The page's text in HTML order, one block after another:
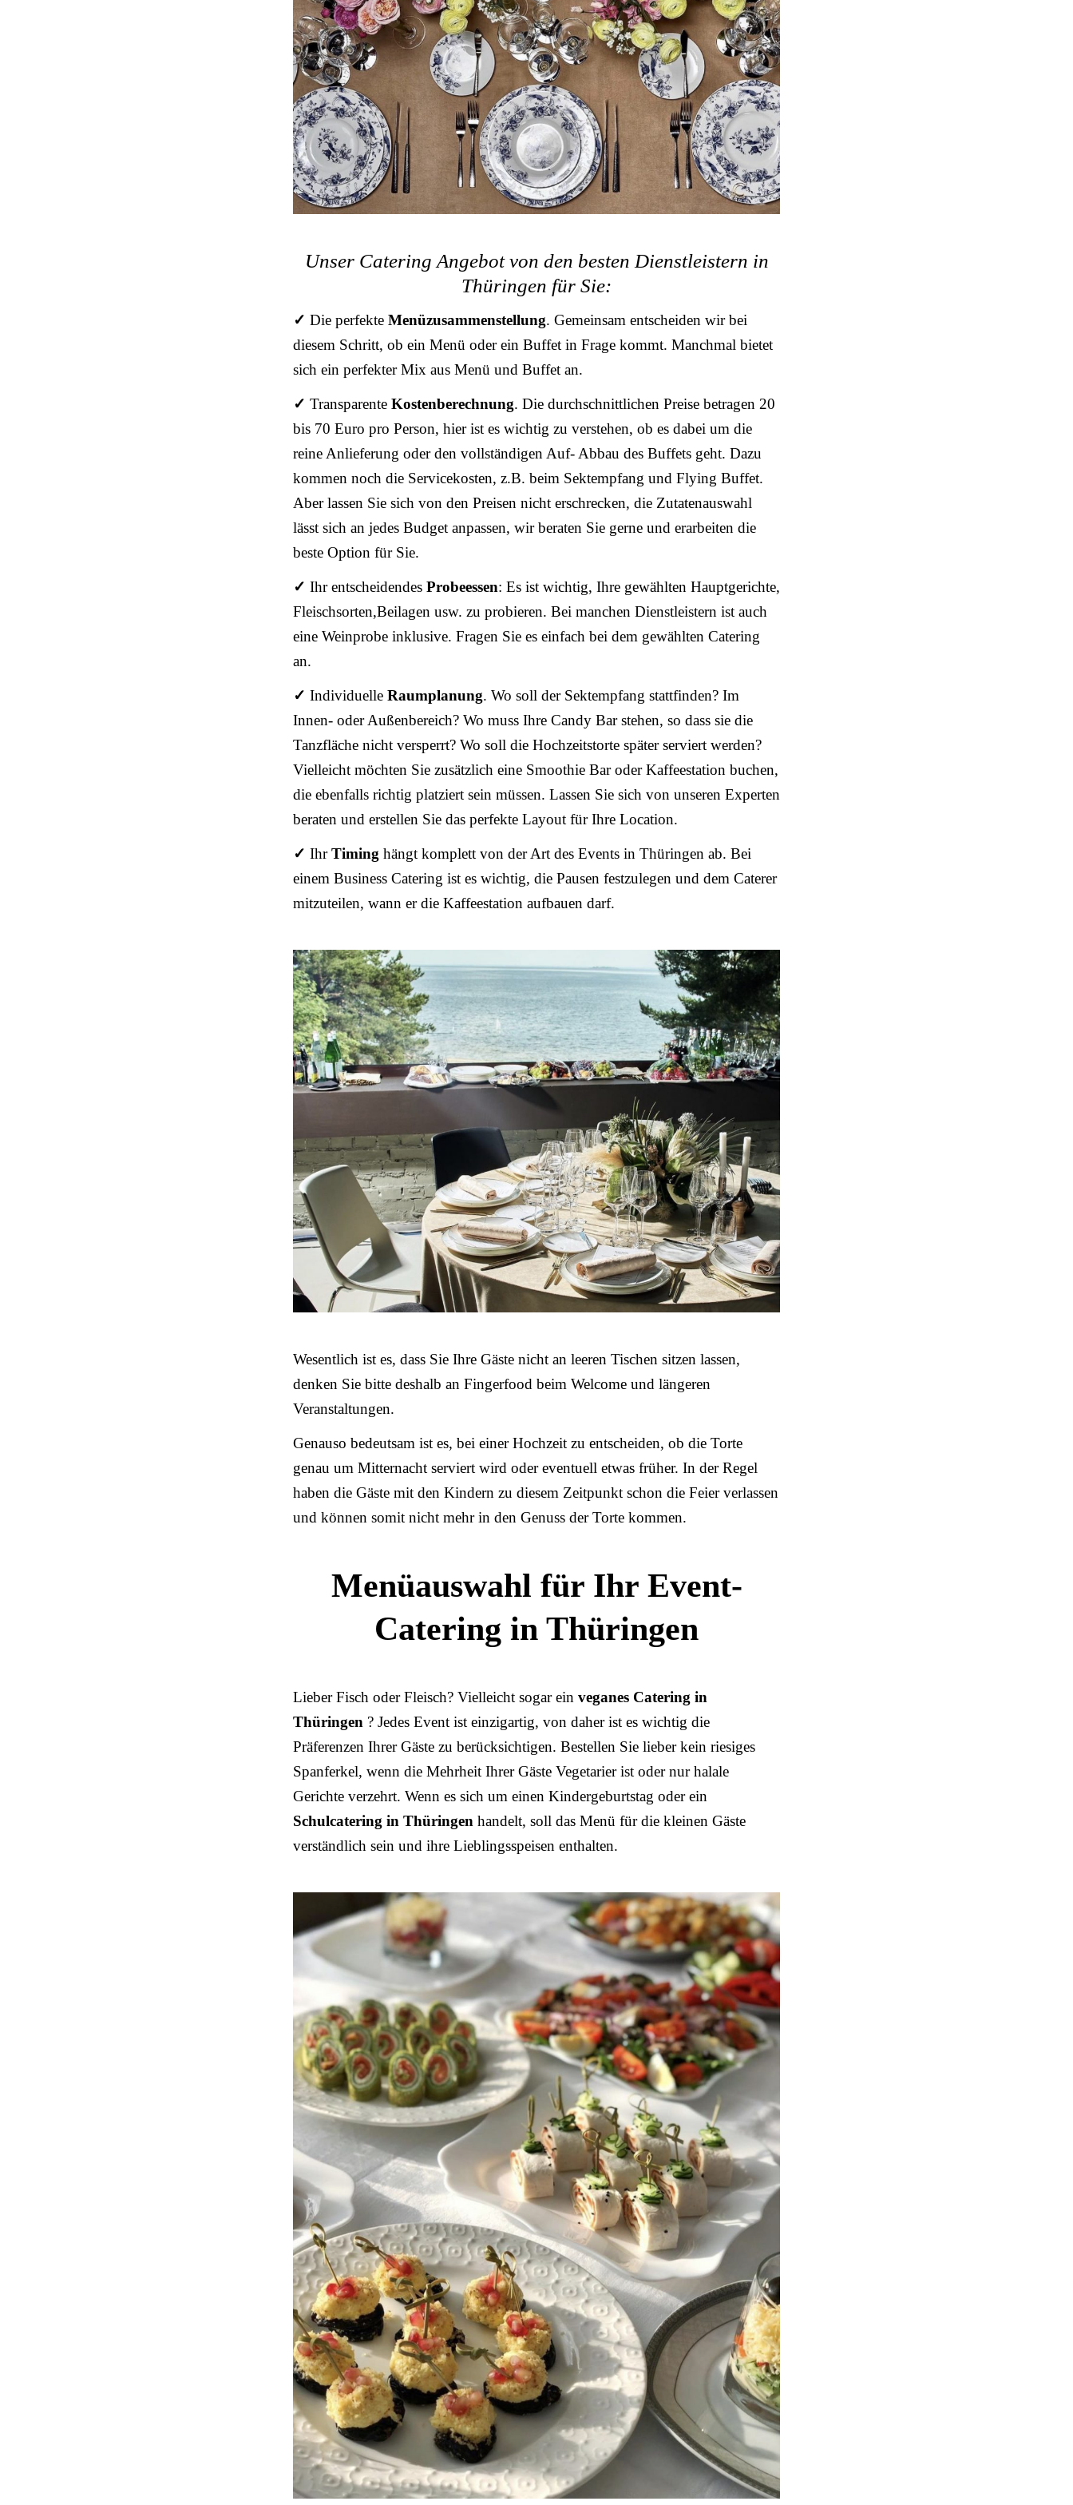
Unser Catering Angebot von den besten Dienstleistern in
Thüringen für Sie:
✓ Die perfekte Menüzusammenstellung. Gemeinsam entscheiden wir bei
diesem Schritt, ob ein Menü oder ein Buffet in Frage kommt. Manchmal bietet
sich ein perfekter Mix aus Menü und Buffet an.
✓ Transparente Kostenberechnung. Die durchschnittlichen Preise betragen 20
bis 70 Euro pro Person, hier ist es wichtig zu verstehen, ob es dabei um die
reine Anlieferung oder den vollständigen Auf- Abbau des Buffets geht. Dazu
kommen noch die Servicekosten, z.B. beim Sektempfang und Flying Buffet.
Aber lassen Sie sich von den Preisen nicht erschrecken, die Zutatenauswahl
lässt sich an jedes Budget anpassen, wir beraten Sie gerne und erarbeiten die
beste Option für Sie.
✓ Ihr entscheidendes Probeessen: Es ist wichtig, Ihre gewählten Hauptgerichte,
Fleischsorten,Beilagen usw. zu probieren. Bei manchen Dienstleistern ist auch
eine Weinprobe inklusive. Fragen Sie es einfach bei dem gewählten Catering
an.
✓ Individuelle Raumplanung. Wo soll der Sektempfang stattfinden? Im
Innen- oder Außenbereich? Wo muss Ihre Candy Bar stehen, so dass sie die
Tanzfläche nicht versperrt? Wo soll die Hochzeitstorte später serviert werden?
Vielleicht möchten Sie zusätzlich eine Smoothie Bar oder Kaffeestation buchen,
die ebenfalls richtig platziert sein müssen. Lassen Sie sich von unseren Experten
beraten und erstellen Sie das perfekte Layout für Ihre Location.
✓ IhrTiming hängt komplett von der Art des Events in Thüringen ab. Bei
einem Business Catering ist es wichtig, die Pausen festzulegen und dem Caterer
mitzuteilen, wann er die Kaffeestation aufbauen darf.
Wesentlich ist es, dass Sie Ihre Gäste nicht an leeren Tischen sitzen lassen,
denken Sie bitte deshalb an Fingerfood beim Welcome und längeren
Veranstaltungen.
Genauso bedeutsam ist es, bei einer Hochzeit zu entscheiden, ob die Torte
genau um Mitternacht serviert wird oder eventuell etwas früher. In der Regel
haben die Gäste mit den Kindern zu diesem Zeitpunkt schon die Feier verlassen
und können somit nicht mehr in den Genuss der Torte kommen.
Menüauswahl für Ihr Event-
Catering in Thüringen
Lieber Fisch oder Fleisch? Vielleicht sogar ein veganes Catering in
Thüringen ? Jedes Event ist einzigartig, von daher ist es wichtig die
Präferenzen Ihrer Gäste zu berücksichtigen. Bestellen Sie lieber kein riesiges
Spanferkel, wenn die Mehrheit Ihrer Gäste Vegetarier ist oder nur halale
Gerichte verzehrt. Wenn es sich um einen Kindergeburtstag oder ein
Schulcatering in Thüringen handelt, soll das Menü für die kleinen Gäste
verständlich sein und ihre Lieblingsspeisen enthalten.